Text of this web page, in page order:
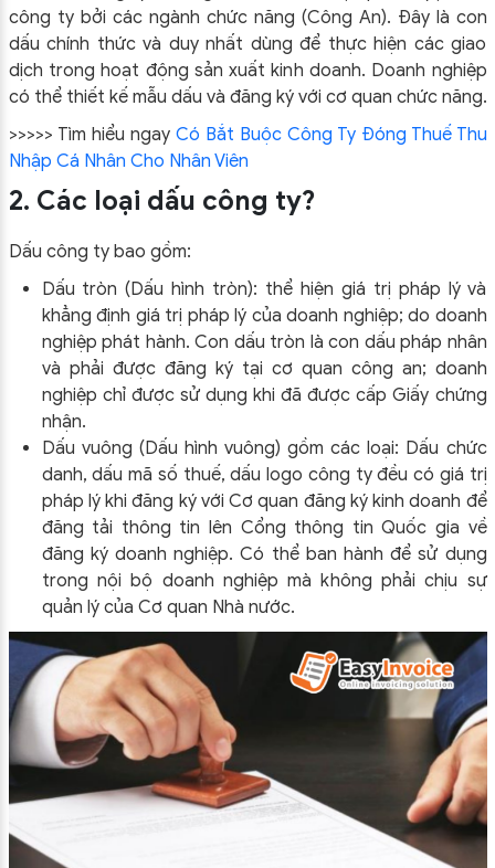
công ty bởi các ngành chức năng (Công An). Đây là con
dấu chính thức và duy nhất dùng để thực hiện các giao
dịch trong hoạt động sản xuất kinh doanh. Doanh nghiệp
có thể thiết kế mẫu dấu và đăng ký với cơ quan chức năng.
>>>>> Tìm hiểu ngayCó Bắt Buộc Công Ty Đóng Thuế Thu
Nhập Cá Nhân Cho Nhân Viên
2. Các loại dấu công ty?
Dấu công ty bao gồm:
Dấu tròn (Dấu hình tròn): thể hiện giá trị pháp lý và
khẳng định giá trị pháp lý của doanh nghiệp; do doanh
nghiệp phát hành. Con dấu tròn là con dấu pháp nhân
và phải được đăng ký tại cơ quan công an; doanh
nghiệp chỉ được sử dụng khi đã được cấp Giấy chứng
nhận.
Dấu vuông (Dấu hình vuông) gồm các loại: Dấu chức
danh, dấu mã số thuế, dấu logo công ty đều có giá trị
pháp lý khi đăng ký với Cơ quan đăng ký kinh doanh để
đăng tải thông tin lên Cổng thông tin Quốc gia về
đăng ký doanh nghiệp. Có thể ban hành để sử dụng
trong nội bộ doanh nghiệp mà không phải chịu sự
quản lý của Cơ quan Nhà nước.